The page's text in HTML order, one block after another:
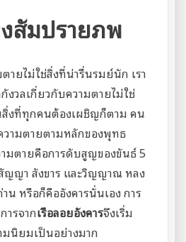
สัมปรายภพ
ายไม่ใช่สิ่งที่น่ารื่นรมย์นัก เรา
งวลเกี่ยวกับความตายไม่ใช่
งที่ทุกคนต้องเผชิญก็ตาม คน
วามตายตามหลักของพุทธ
ามตายคือการดับสูญของขันธ์ 5
ญญา สังขาร และวิญญาณ หลง
น หรือก็คืออังคารนั่นเอง การ
ารจากเรือลอยอังคารจึงเริ่ม
มนิยมเป็นอย่างมาก